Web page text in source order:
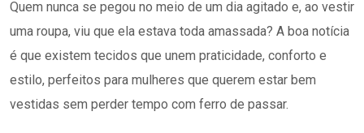
Quem nunca se pegou no meio de um dia agitado e, ao vestir
uma roupa, viu que ela estava toda amassada? A boa notícia
é que existem tecidos que unem praticidade, conforto e
estilo, perfeitos para mulheres que querem estar bem
vestidas sem perder tempo com ferro de passar.